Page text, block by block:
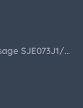
Seiko “Baby Snowflake” Presage SJE073J1/SARA015 Limited Edition